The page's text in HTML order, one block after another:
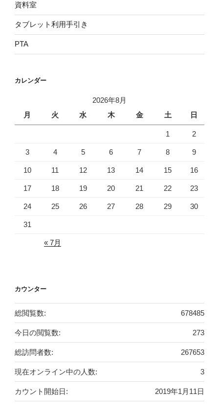
資料室
タブレット利用手引き
PTA
カレンダー
2026年8月
月
火 水 木 金 土 日
1 2
3 4 5 6 7 8 9
10 11 12 13 14 15 16
17 18 19 20 21 22 23
24 25 26 27 28 29 30
31
« 7月
カウンター
678485
総閲覧数:
273
今日の閲覧数:
267653
総訪問者数:
3
現在オンライン中の人数:
2019年1月11日
カウント開始日: